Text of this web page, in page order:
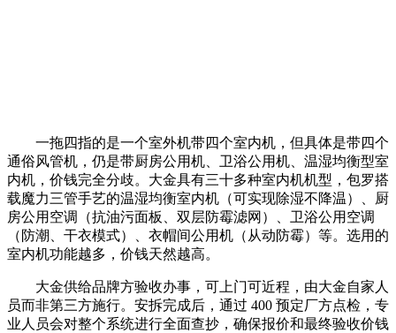
一拖四指的是一个室外机带四个室内机，但具体是带四个
通俗风管机，仍是带厨房公用机、卫浴公用机、温湿均衡型室
内机，价钱完全分歧。大金具有三十多种室内机机型，包罗搭
载魔力三管手艺的温湿均衡室内机（可实现除湿不降温）、厨
房公用空调（抗油污面板、双层防霉滤网）、卫浴公用空调
（防潮、干衣模式）、衣帽间公用机（从动防霉）等。选用的
室内机功能越多，价钱天然越高。
大金供给品牌方验收办事，可上门可近程，由大金自家人
员而非第三方施行。安拆完成后，通过 400 预定厂方点检，专
业人员会对整个系统进行全面查抄，确保报价和最终验收价钱